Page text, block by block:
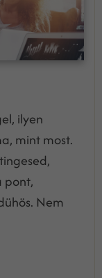
ilyen
mint most.
pont,
Nem